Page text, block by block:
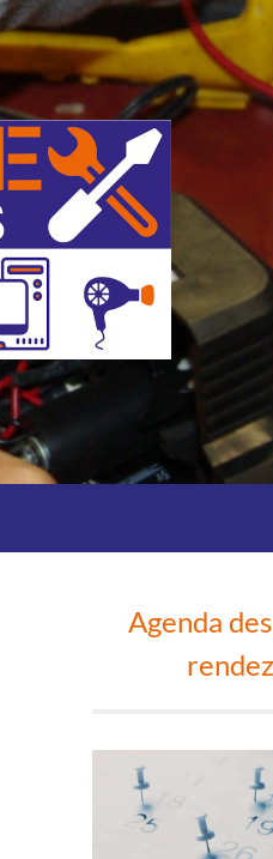
Agenda